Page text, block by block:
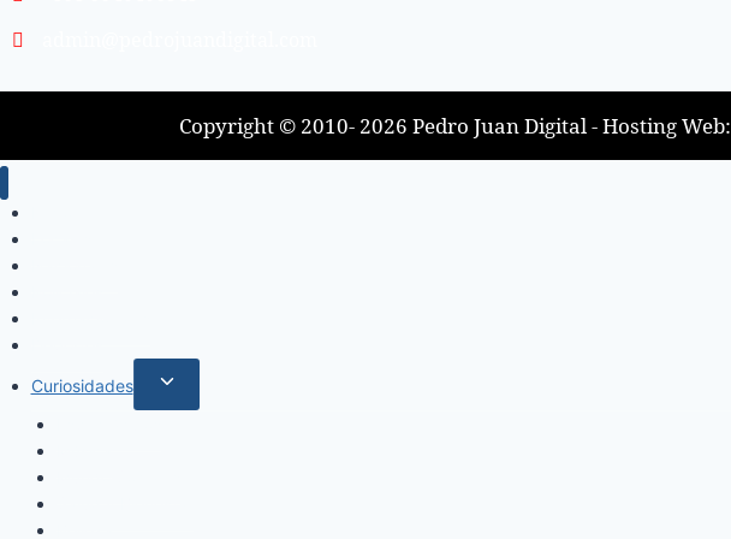
Copyright © 2010- 2026 Pedro Juan Digital - Hosting Web:
Curiosidades